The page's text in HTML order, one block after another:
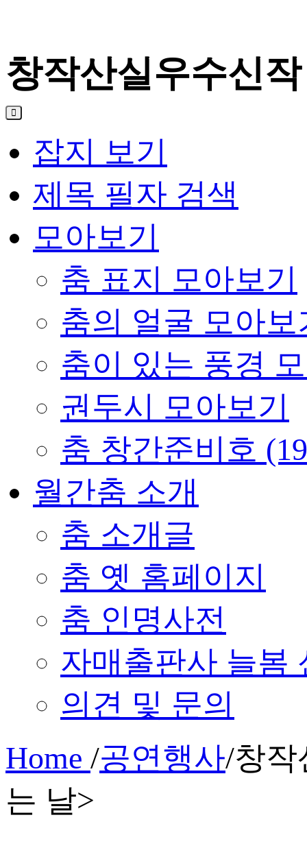
창작산실우수신
잡지 보기
제목 필자 검색
모아보기
춤 표지 모아보기
춤의 얼굴 모아보
춤이 있는 풍경
권두시 모아보기
춤 창간준비호
월간춤 소개
춤 소개글
춤 옛 홈페이지
춤 인명사전
자매출판사 늘봄
의견 및 문의
Home /공연행사/창작
는 날>